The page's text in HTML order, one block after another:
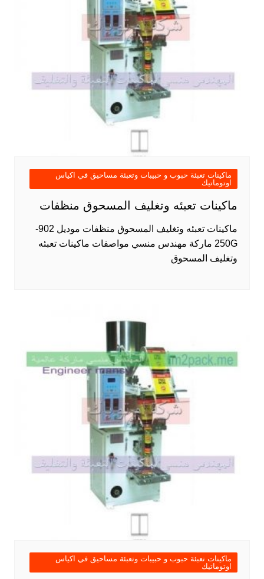
ماكينات تعبئة حبوب و حبيبات وتعبئة مساحيق في اكياس
اوتوماتيك
ماكينات تعبئه وتغليف المسحوق منظفات
ماكينات تعبئه وتغليف المسحوق منظفات موديل 902-
250G ماركة مهندس منسي مواصفات ماكينات تعبئه
وتغليف المسحوق
ماكينات تعبئة حبوب و حبيبات وتعبئة مساحيق في اكياس
اوتوماتيك